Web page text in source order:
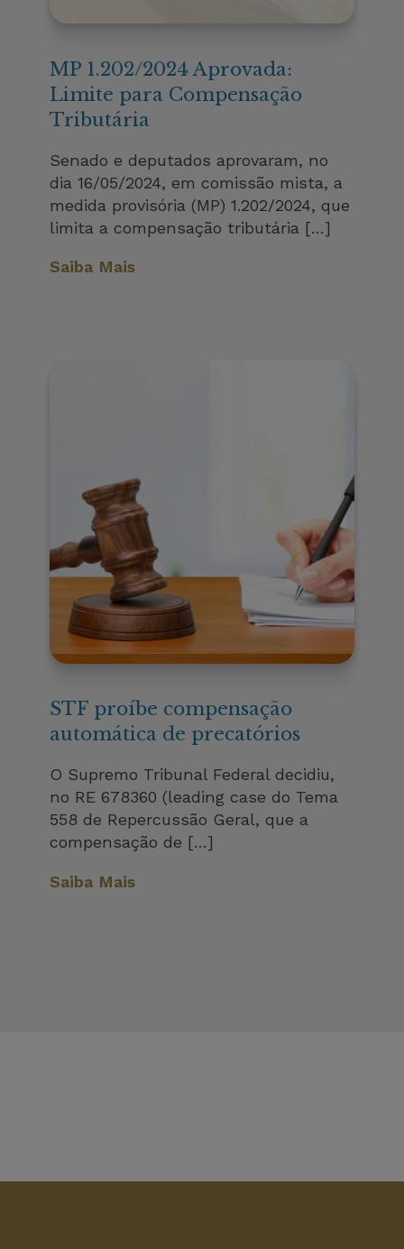
MP 1.202/2024 Aprovada:
Limite para Compensação
Tributária
Senado e deputados aprovaram, no
dia 16/05/2024, em comissão mista, a
medida provisória (MP) 1.202/2024, que
limita a compensação tributária […]
Saiba Mais
STF proíbe compensação
automática de precatórios
O Supremo Tribunal Federal decidiu,
no RE 678360 (leading case do Tema
558 de Repercussão Geral, que a
compensação de […]
Saiba Mais